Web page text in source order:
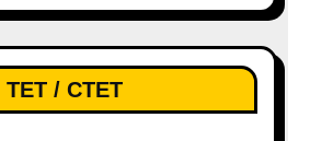
TET / CTET